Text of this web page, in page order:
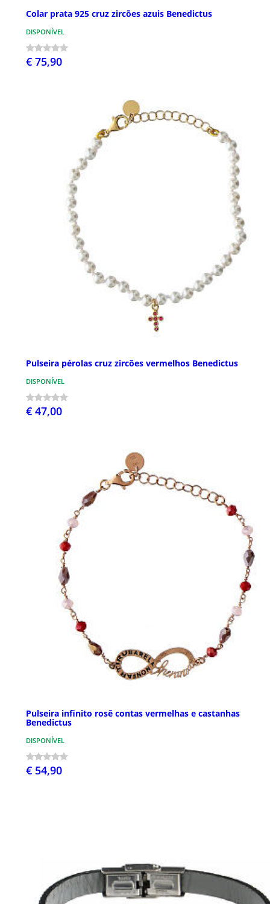
Colar prata 925 cruz zircões azuis Benedictus
DISPONÍVEL
€ 75,90
Pulseira pérolas cruz zircões vermelhos Benedictus
DISPONÍVEL
€ 47,00
Pulseira infinito rosê contas vermelhas e castanhas
Benedictus
DISPONÍVEL
€ 54,90